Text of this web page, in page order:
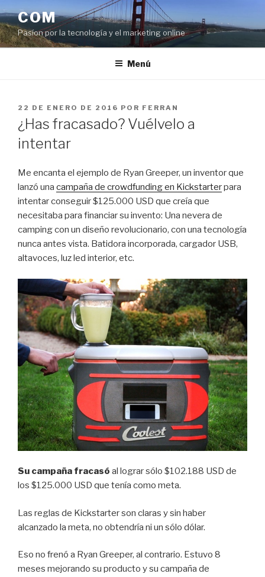
al
contenido
COM
Pasíon por la tecnología y el marketing online
Menú
PUBLICADO
EL
22 DE ENERO DE 2016 POR FERRAN
¿Has fracasado? Vuélvelo a
intentar
Me encanta el ejemplo de Ryan Greeper, un inventor que
lanzó una campaña de crowdfunding en Kickstarterpara
intentar conseguir $125.000 USD que creía que
necesitaba para financiar su invento: Una nevera de
camping con un diseño revolucionario, con una tecnología
nunca antes vista. Batidora incorporada, cargador USB,
altavoces, luz led interior, etc.
Su campaña fracasó al lograr sólo $102.188 USD de
los $125.000 USD que tenía como meta.
Las reglas de Kickstarter son claras y sin haber
alcanzado la meta, no obtendría ni un sólo dólar.
Eso no frenó a Ryan Greeper, al contrario. Estuvo 8
meses mejorando su producto y su campaña de